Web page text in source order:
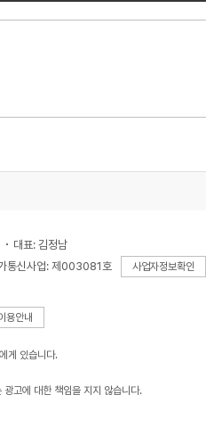
대표: 김정남
통신사업: 제003081호 사업자정보확인
용안내
게 있습니다.
고에 대한 책임을 지지 않습니다.